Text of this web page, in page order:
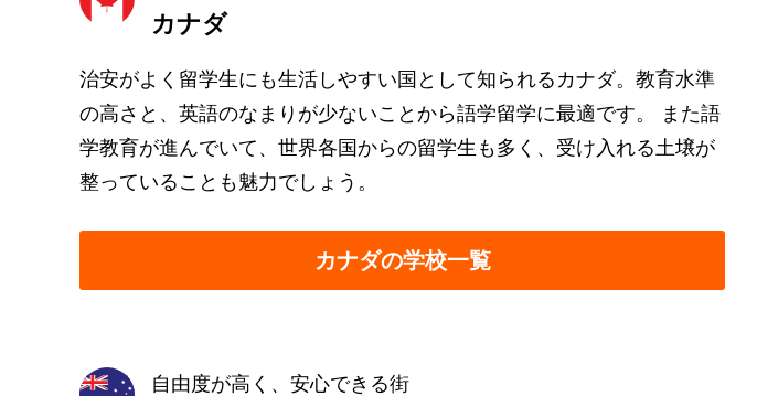
カナダ
治安がよく留学生にも生活しやすい国として知られるカナダ。教育水準
の高さと、英語のなまりが少ないことから語学留学に最適です。 また語
学教育が進んでいて、世界各国からの留学生も多く、受け入れる土壌が
整っていることも魅力でしょう。
カナダの学校一覧
自由度が高く、安心できる街